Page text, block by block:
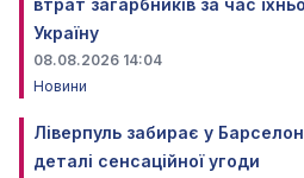
втрат загарбників за час
Україну
08.08.2026 14:04
Новини
Ліверпуль забирає у
деталі сенсаційної угоди